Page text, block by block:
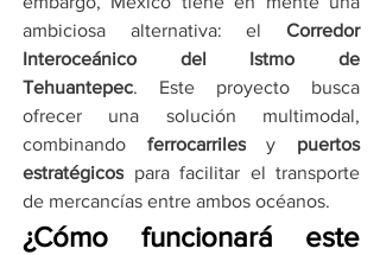
ambiciosa alternativa: el Corredor
Interoceánico del Istmo de
Tehuantepec. Este proyecto busca
ofrecer una solución multimodal,
combinando ferrocarriles y puertos
estratégicos para facilitar el transporte
de mercancías entre ambos océanos.
¿Cómo funcionará este